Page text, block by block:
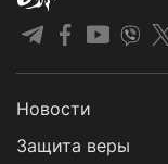
Новости
Защита веры